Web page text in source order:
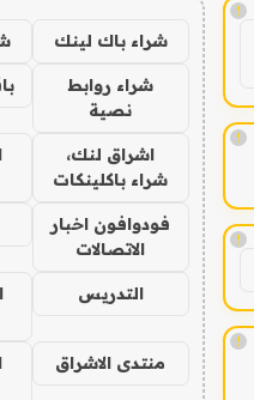
!
!
!
!
شراء باك لينك
شراء روابط
نصية
اشراق لنك،
شراء باكلينكات
فودوافون اخبار
الاتصالات
التدريس
منتدى الاشراق